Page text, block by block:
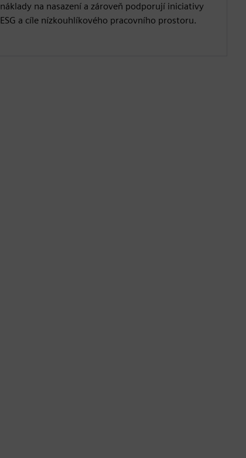
náklady na nasazení a zároveň podporují iniciativy
ESG a cíle nízkouhlíkového pracovního prostoru.